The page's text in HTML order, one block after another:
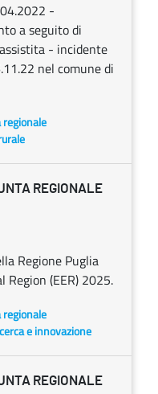
-
a seguito di
- incidente
nel comune di
regionale
REGIONALE
Regione Puglia
(EER) 2025.
regionale
e innovazione
REGIONALE